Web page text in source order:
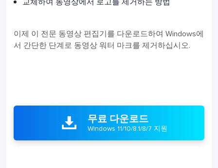
교체하여 동영상에서 로고를 제거하는 방법
이제 이 전문 동영상 편집기를 다운로드하여 Windows에
서 간단한 단계로 동영상 워터 마크를 제거하십시오.
 무료 다운로드
Windows 11/10/8.1/8/7 지원